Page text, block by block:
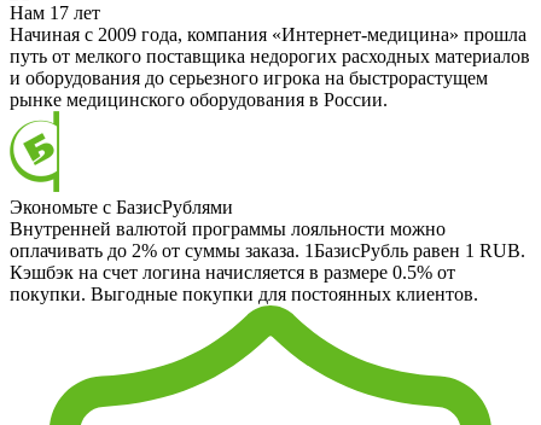
Нам 17 лет
Начиная с 2009 года, компания «Интернет-медицина» прошла
путь от мелкого поставщика недорогих расходных материалов
и оборудования до серьезного игрока на быстрорастущем
рынке медицинского оборудования в России.
Экономьте с БазисРублями
Внутренней валютой программы лояльности можно
оплачивать до 2% от суммы заказа. 1БазисРубль равен 1 RUB.
Кэшбэк на счет логина начисляется в размере 0.5% от
покупки. Выгодные покупки для постоянных клиентов.